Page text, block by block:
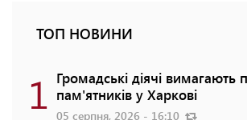
ТОП НОВИНИ
1 Громадські діячі вимагають
пам'ятників у Харкові
05 серпня, 2026 - 16:10